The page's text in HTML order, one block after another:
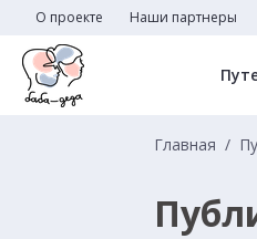
О проекте Наши партнеры
Главная